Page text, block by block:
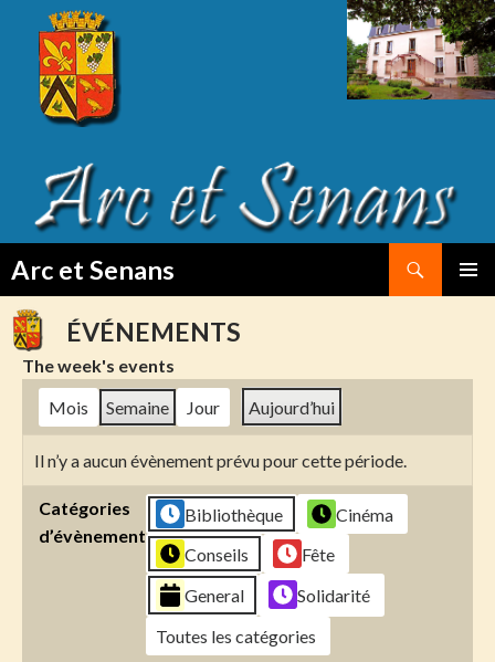
Arc et Senans
TO
CONTENTÉVÉNEMENTS
The week's events
Mois
Semaine Jour Aujourd’hui
Il n’y a aucun évènement prévu pour cette période.
Catégories
d’évènement
Bibliothèque
Cinéma
Conseils
Fête
General
Solidarité
Toutes les catégories